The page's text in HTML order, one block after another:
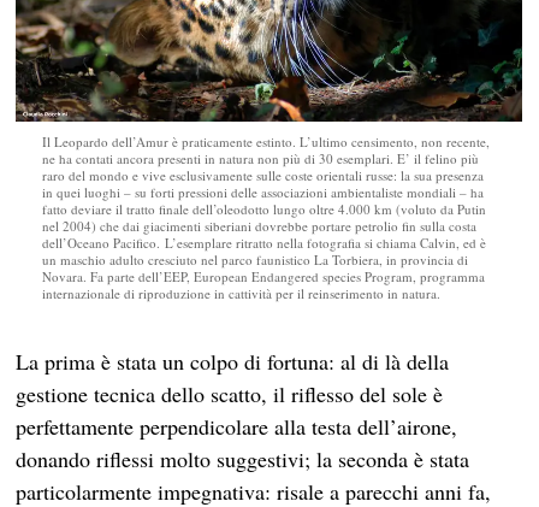
Il Leopardo dell’Amur è praticamente estinto. L’ultimo censimento, non recente,
ne ha contati ancora presenti in natura non più di 30 esemplari. E’ il felino più
raro del mondo e vive esclusivamente sulle coste orientali russe: la sua presenza
in quei luoghi – su forti pressioni delle associazioni ambientaliste mondiali – ha
fatto deviare il tratto finale dell’oleodotto lungo oltre 4.000 km (voluto da Putin
nel 2004) che dai giacimenti siberiani dovrebbe portare petrolio fin sulla costa
dell’Oceano Pacifico. L’esemplare ritratto nella fotografia si chiama Calvin, ed è
un maschio adulto cresciuto nel parco faunistico La Torbiera, in provincia di
Novara. Fa parte dell’EEP, European Endangered species Program, programma
internazionale di riproduzione in cattività per il reinserimento in natura.
La prima è stata un colpo di fortuna: al di là della
gestione tecnica dello scatto, il riflesso del sole è
perfettamente perpendicolare alla testa dell’airone,
donando riflessi molto suggestivi; la seconda è stata
particolarmente impegnativa: risale a parecchi anni fa,